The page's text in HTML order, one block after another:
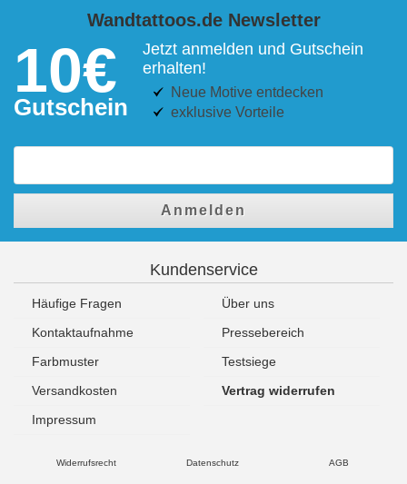
Wandtattoos.de Newsletter
10€
Gutschein
Jetzt anmelden und Gutschein
erhalten!
Neue Motive entdecken
exklusive Vorteile
Anmelden
Kundenservice
Häufige Fragen
Über uns
Kontaktaufnahme
Pressebereich
Farbmuster
Testsiege
Versandkosten
Vertrag widerrufen
Impressum
Widerrufsrecht Datenschutz AGB